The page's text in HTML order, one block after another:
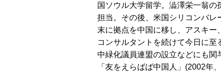
国ソウル大学留学。澁澤栄一翁
担当。その後、米国シリコンバ
末に拠点を中国に移し、アスキ
コンサルタントを続けて今日に
中緑化議員連盟の設立などにも関
「友をえらばば中国人」(2002年